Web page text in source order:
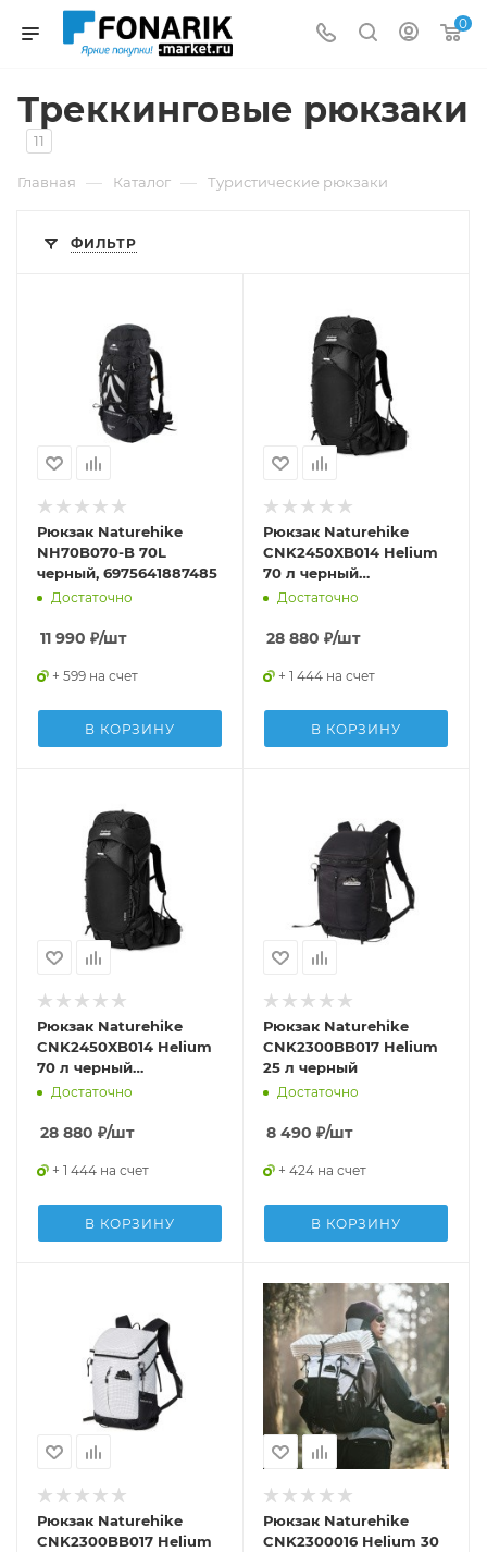
0
Треккинговые рюкзаки
11
Главная — Каталог — Туристические рюкзаки
ФИЛЬТР
Рюкзак Naturehike
NH70B070-B 70L
черный, 6975641887485
Достаточно
11 990 ₽/шт
+ 599 на счет
В КОРЗИНУ
Рюкзак Naturehike
CNK2450XB014 Helium
70 л черный
M,6975641883876
Достаточно
28 880 ₽/шт
+ 1 444 на счет
В КОРЗИНУ
Рюкзак Naturehike
CNK2450XB014 Helium
70 л черный
L,6975641883883
Достаточно
28 880 ₽/шт
+ 1 444 на счет
В КОРЗИНУ
Рюкзак Naturehike
CNK2300BB017 Helium
25 л черный
Достаточно
8 490 ₽/шт
+ 424 на счет
В КОРЗИНУ
Рюкзак Naturehike
CNK2300BB017 Helium
Рюкзак Naturehike
CNK2300016 Helium 30